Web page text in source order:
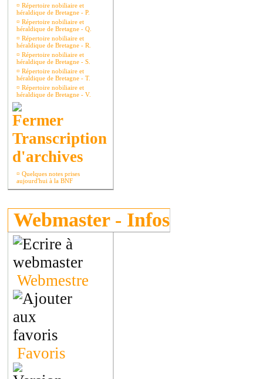
¤ Répertoire nobiliaire et
héraldique de Bretagne - P.
¤ Répertoire nobiliaire et
héraldique de Bretagne - Q.
¤ Répertoire nobiliaire et
héraldique de Bretagne - R.
¤ Répertoire nobiliaire et
héraldique de Bretagne - S.
¤ Répertoire nobiliaire et
héraldique de Bretagne - T.
¤ Répertoire nobiliaire et
héraldique de Bretagne - V.
Transcription
d'archives
¤ Quelques notes prises
aujourd'hui à la BNF
Webmaster - Infos
Webmestre
Favoris